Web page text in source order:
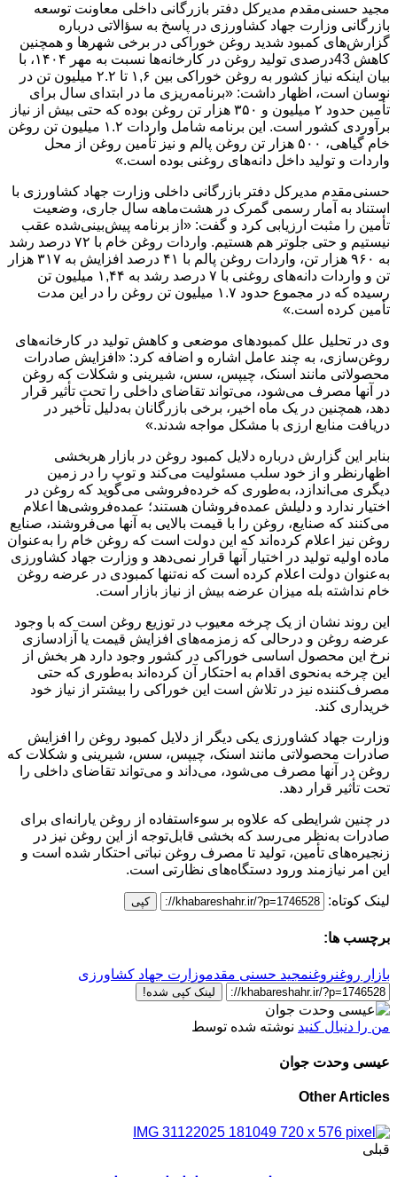
مجید حسنی‌مقدم مدیرکل دفتر بازرگانی داخلی معاونت توسعه
بازرگانی وزارت جهاد کشاورزی در پاسخ به سؤالاتی درباره
گزارش‌های کمبود شدید روغن خوراکی در برخی شهرها و همچنین
کاهش 43درصدی تولید روغن در کارخانه‌ها نسبت به مهر ۱۴۰۴، با
بیان اینکه نیاز کشور به روغن خوراکی بین ۱,۶ تا ۲.۲ میلیون تن در
نوسان است، اظهار داشت: «برنامه‌ریزی ما در ابتدای سال برای
تأمین حدود ۲ میلیون و ۳۵۰ هزار تن روغن بوده که حتی بیش از نیاز
برآوردی کشور است. این برنامه شامل واردات ۱.۲ میلیون تن روغن
خام گیاهی، ۵۰۰ هزار تن روغن پالم و نیز تأمین روغن از محل
واردات و تولید داخل دانه‌های روغنی بوده است.»
حسنی‌مقدم مدیرکل دفتر بازرگانی داخلی وزارت جهاد کشاورزی با
استناد به آمار رسمی گمرک در هشت‌ماهه سال جاری، وضعیت
تأمین را مثبت ارزیابی کرد و گفت: «از برنامه پیش‌بینی‌شده عقب
نیستیم و حتی جلوتر هم هستیم. واردات روغن خام با ۷۲ درصد رشد
به ۹۶۰ هزار تن، واردات روغن پالم با ۴۱ درصد افزایش به ۳۱۷ هزار
تن و واردات دانه‌های روغنی با ۷ درصد رشد به ۱,۴۴ میلیون تن
رسیده که در مجموع حدود ۱.۷ میلیون تن روغن را در این مدت
تأمین کرده است.»
وی در تحلیل علل کمبودهای موضعی و کاهش تولید در کارخانه‌های
روغن‌سازی، به چند عامل اشاره و اضافه کرد: «افزایش صادرات
محصولاتی مانند اسنک، چیپس، سس، شیرینی و شکلات که روغن
در آنها مصرف می‌شود، می‌تواند تقاضای داخلی را تحت تأثیر قرار
دهد، همچنین در یک ماه اخیر، برخی بازرگانان به‌دلیل تأخیر در
دریافت منابع ارزی با مشکل مواجه شدند.»
بنابر این گزارش درباره دلایل کمبود روغن در بازار هربخشی
اظهارنظر و از خود سلب مسئولیت می‌کند و توپ را در زمین
دیگری می‌اندازد، به‌طوری که خرده‌فروشی می‌گوید که روغن در
اختیار ندارد و دلیلش عمده‌فروشان هستند؛ عمده‌فروشی‌ها اعلام
می‌کنند که صنایع، روغن را با قیمت بالایی به آنها می‌فروشند، صنایع
روغن نیز اعلام کرده‌اند که این دولت است که روغن خام را به‌عنوان
ماده اولیه تولید در اختیار آنها قرار نمی‌دهد و وزارت جهاد کشاورزی
به‌عنوان دولت اعلام کرده است که نه‌تنها کمبودی در عرضه روغن
خام نداشته بله میزان عرضه بیش از نیاز بازار است.
این روند نشان از یک چرخه معیوب در توزیع روغن است که با وجود
عرضه روغن و درحالی که زمزمه‌های افزایش قیمت یا آزادسازی
نرخ این محصول اساسی خوراکی در کشور وجود دارد هر بخش از
این چرخه به‌نحوی اقدام به احتکار آن کرده‌اند به‌طوری که حتی
مصرف‌کننده نیز در تلاش است این خوراکی را بیشتر از نیاز خود
خریداری کند.
وزارت جهاد کشاورزی یکی دیگر از دلایل کمبود روغن را افزایش
صادرات محصولاتی مانند اسنک، چیپس، سس، شیرینی و شکلات که
روغن در آنها مصرف می‌شود، می‌داند و می‌تواند تقاضای داخلی را
تحت تأثیر قرار دهد.
در چنین شرایطی که علاوه بر سوءاستفاده از روغن یارانه‌ای برای
صادرات به‌نظر می‌رسد که بخشی قابل‌توجه از این روغن نیز در
زنجیره‌های تأمین، تولید تا مصرف روغن نباتی احتکار شده است و
این امر نیازمند ورود دستگاه‌های نظارتی است.
لینک کوتاه: کپی
برچسب ها:
بازار روغنروغنمجید حسنی مقدموزارت جهاد کشاورزی
لینک کپی شده!
من را دنبال کنید نوشته شده توسط
عیسی وحدت جوان
Other Articles
قبلی